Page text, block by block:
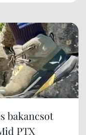
bakancsot
PTX